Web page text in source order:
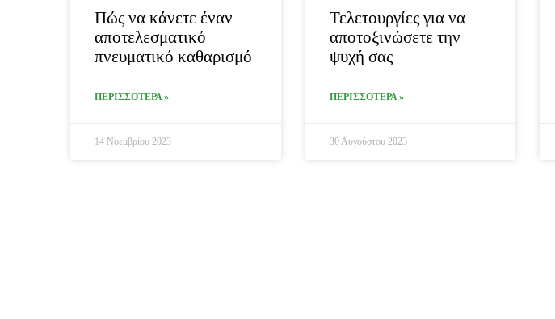
Πώς να κάνετε έναν
αποτελεσματικό
πνευματικό καθαρισμό
ΠΕΡΙΣΣΟΤΕΡΑ »
14 Νοεμβρίου 2023
Τελετουργίες για να
αποτοξινώσετε την
ψυχή σας
ΠΕΡΙΣΣΟΤΕΡΑ »
30 Αυγούστου 2023